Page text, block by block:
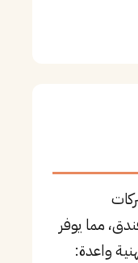
مما يوفر
واعدة: